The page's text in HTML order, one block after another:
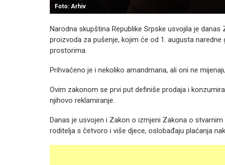
Foto: Arhiv
Narodna skupština Republike Srpske usvojila je
proizvoda za pušenje, kojim će od 1. augusta
prostorima.
Prihvaćeno je i nekoliko amandmana, ali oni ne
Ovim zakonom se prvi put definiše prodaja i
njihovo reklamiranje.
Danas je usvojen i Zakon o izmjeni Zakona o
roditelja s četvoro i više djece, oslobađaju plaćanja